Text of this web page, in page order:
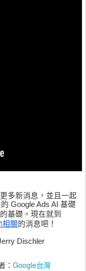
更多新消息，並且一起
Google Ads AI 基礎
基礎。現在就到
相關的消息吧！
Dischler
： Google台灣